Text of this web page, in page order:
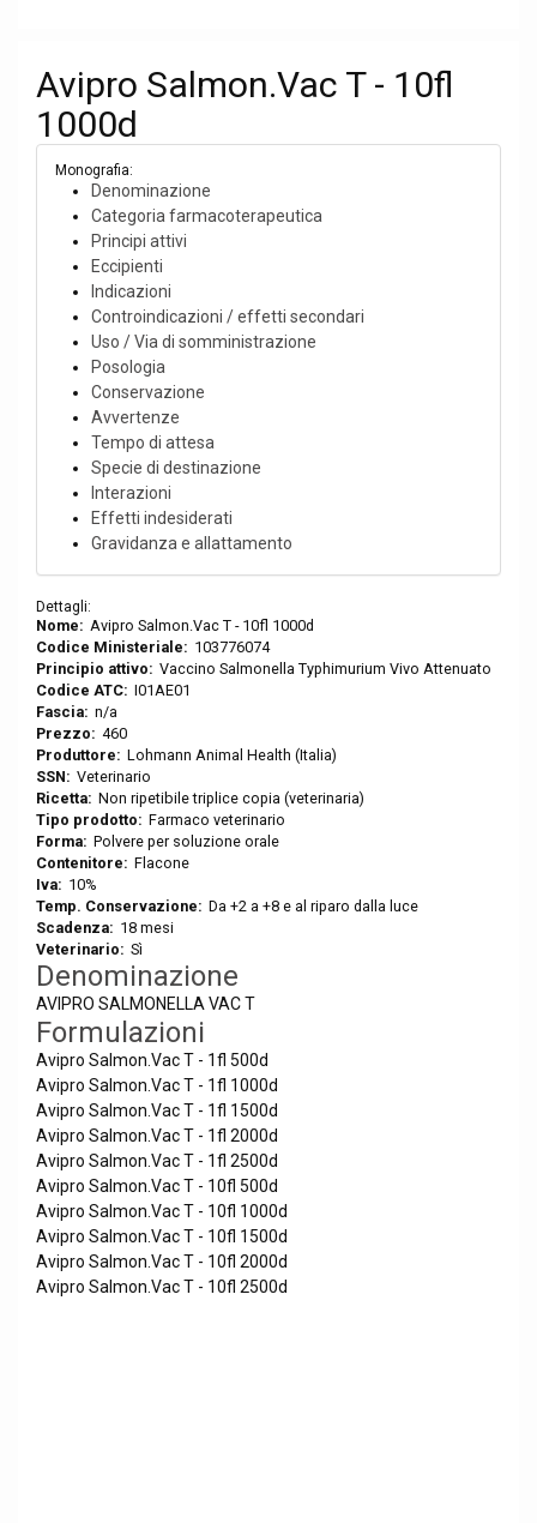
Avipro Salmon.Vac T - 10fl
1000d
Monografia:
Denominazione
Categoria farmacoterapeutica
Principi attivi
Eccipienti
Indicazioni
Controindicazioni / effetti secondari
Uso / Via di somministrazione
Posologia
Conservazione
Avvertenze
Tempo di attesa
Specie di destinazione
Interazioni
Effetti indesiderati
Gravidanza e allattamento
Dettagli:
Nome: Avipro Salmon.Vac T - 10fl 1000d
Codice Ministeriale: 103776074
Principio attivo: Vaccino Salmonella Typhimurium Vivo Attenuato
Codice ATC: I01AE01
Fascia: n/a
Prezzo: 460
Produttore: Lohmann Animal Health (Italia)
SSN: Veterinario
Ricetta: Non ripetibile triplice copia (veterinaria)
Tipo prodotto: Farmaco veterinario
Forma: Polvere per soluzione orale
Contenitore: Flacone
Iva: 10%
Temp. Conservazione: Da +2 a +8 e al riparo dalla luce
Scadenza: 18 mesi
Veterinario: Sì
Denominazione
AVIPRO SALMONELLA VAC T
Formulazioni
Avipro Salmon.Vac T - 1fl 500d
Avipro Salmon.Vac T - 1fl 1000d
Avipro Salmon.Vac T - 1fl 1500d
Avipro Salmon.Vac T - 1fl 2000d
Avipro Salmon.Vac T - 1fl 2500d
Avipro Salmon.Vac T - 10fl 500d
Avipro Salmon.Vac T - 10fl 1000d
Avipro Salmon.Vac T - 10fl 1500d
Avipro Salmon.Vac T - 10fl 2000d
Avipro Salmon.Vac T - 10fl 2500d